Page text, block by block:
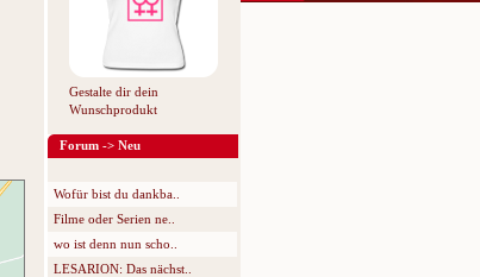
Gestalte dir dein
Wunschprodukt
Forum -> Neu
Wofür bist du dankba..
Filme oder Serien ne..
wo ist denn nun scho..
LESARION: Das nächst..